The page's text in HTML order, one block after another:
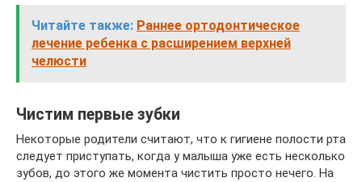
Читайте также: Раннее ортодонтическое
лечение ребенка с расширением верхней
челюсти
Чистим первые зубки
Некоторые родители считают, что к гигиене полости рта
следует приступать, когда у малыша уже есть несколько
зубов, до этого же момента чистить просто нечего. На